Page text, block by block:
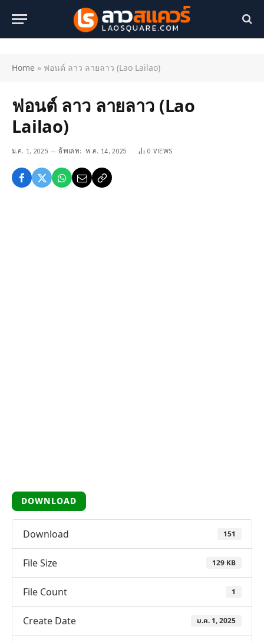
Home » ฟอนต์ ลาว ลายลาว (Lao Lailao)
ฟอนต์ ลาว ลายลาว (Lao
Lailao)
ม.ค. 1, 2025 อัพเดท: พ.ค. 14, 2025 0 VIEWS
DOWNLOAD
Download 151
File Size 129 KB
File Count 1
Create Date ม.ค. 1, 2025